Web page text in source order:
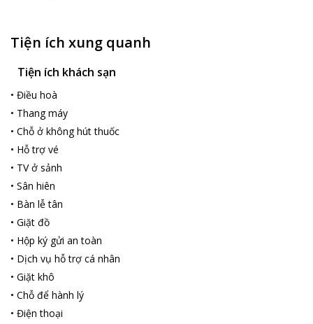
Tiện ích xung quanh
Tiện ích khách sạn
• Điều hoà
• Thang máy
• Chỗ ở không hút thuốc
• Hỗ trợ vé
• TV ở sảnh
• Sân hiên
• Bàn lễ tân
• Giặt đồ
• Hộp ký gửi an toàn
• Dịch vụ hỗ trợ cá nhân
• Giặt khô
• Chỗ để hành lý
• Điện thoại